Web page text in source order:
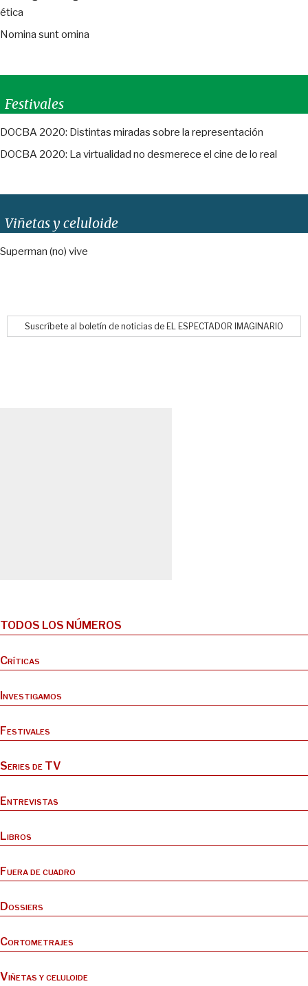
ética
Nomina sunt omina
Festivales
DOCBA 2020: Distintas miradas sobre la representación
DOCBA 2020: La virtualidad no desmerece el cine de lo real
Viñetas y celuloide
Superman (no) vive
Suscríbete al boletín de noticias de EL ESPECTADOR IMAGINARIO
TODOS LOS NÚMEROS
Críticas
Investigamos
Festivales
Series de TV
Entrevistas
Libros
Fuera de cuadro
Dossiers
Cortometrajes
Viñetas y celuloide